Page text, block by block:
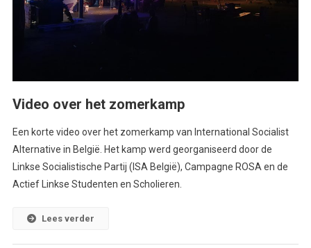
Video over het zomerkamp
Een korte video over het zomerkamp van International Socialist
Alternative in België. Het kamp werd georganiseerd door de
Linkse Socialistische Partij (ISA België), Campagne ROSA en de
Actief Linkse Studenten en Scholieren.
Lees verder